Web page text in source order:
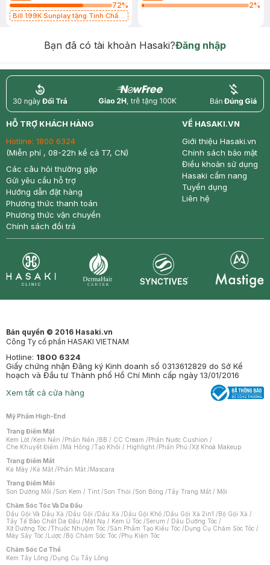
72%
Bill 199K Sunplay tặng Tinh Chất
2%
Bạn đã có tài khoản Hasaki?Đăng nhập
return nowfree price
HỖ TRỢ KHÁCH HÀNG
Hotline: 1800 6324
(Miễn phí , 08-22h kể cả T7, CN)
Các câu hỏi thường gặp
Gửi yêu cầu hỗ trợ
Hướng dẫn đặt hàng
Phương thức thanh toán
Phương thức vận chuyển
Chính sách đổi trả
VỀ HASAKI.VN
Giới thiệu Hasaki.vn
Chính sách bảo mật
Điều khoản sử dụng
Hasaki cẩm nang
Tuyển dụng
Liên hệ
Bản quyền © 2016 Hasaki.vn
Công Ty cổ phần HASAKI VIETNAM
Hotline: 1800 6324
Giấy chứng nhận Đăng ký Kinh doanh số 0313612829 do Sở Kế
hoạch và Đầu tư Thành phố Hồ Chí Minh cấp ngày 13/01/2016
Xem tất cả cửa hàng
Mỹ Phẩm High-End
Trang Điểm Mặt
Kem Lót /Kem Nền /Phấn Nền /BB / CC Cream /Phấn Nước Cushion /
Che Khuyết Điểm /Má Hồng /Tạo Khối / Highlight /Phấn Phủ /Xịt Khoá Makeup
Trang Điểm Mắt
Kẻ Mày /Kẻ Mắt /Phấn Mắt /Mascara
Trang Điểm Môi
Son Dưỡng Môi /Son Kem / Tint /Son Thỏi /Son Bóng /Tẩy Trang Mắt / Môi
Chăm Sóc Tóc Và Da Đầu
Dầu Gội Và Dầu Xả /Dầu Gội /Dầu Xả /Dầu Gội Khô /Dầu Gội Xả 2in1 /Bộ Gội Xả /
Tẩy Tế Bào Chết Da Đầu /Mặt Nạ / Kem Ủ Tóc /Serum / Dầu Dưỡng Tóc /
Xịt Dưỡng Tóc /Thuốc Nhuộm Tóc /Sản Phẩm Tạo Kiểu Tóc /Dụng Cụ Chăm Sóc Tóc /
Máy Sấy Tóc /Lược /Bộ Chăm Sóc Tóc /Phụ Kiện Tóc
Chăm Sóc Cơ Thể
Kem Tẩy Lông /Dụng Cụ Tẩy Lông